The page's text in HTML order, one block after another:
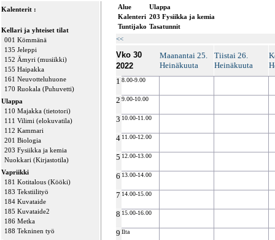
Kalenterit :
Kellari ja yhteiset tilat
001 Kömmänä
135 Jeleppi
152 Ämyri (musiikki)
155 Haipakka
161 Neuvotteluhuone
170 Ruokala (Puhuvetti)
Ulappa
110 Majakka (tietotori)
111 Vilimi (elokuvatila)
112 Kammari
201 Biologia
203 Fysiikka ja kemia
Nuokkari (Kirjastotila)
Vapriikki
181 Kotitalous (Kööki)
183 Tekstiilityö
184 Kuvataide
185 Kuvataide2
186 Metka
188 Tekninen työ
Alue
Ulappa
Kalenteri 203 Fysiikka ja kemia
Tuntijako Tasatunnit
<<
Vko 30
2022
Maanantai 25.
Heinäkuuta
Tiistai 26.
Heinäkuuta
1 8.00-9.00
2 9.00-10.00
3 10.00-11.00
4 11.00-12.00
5 12.00-13.00
6 13.00-14.00
7 14.00-15.00
8 15.00-16.00
9 Ilta